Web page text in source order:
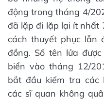
động trong tháng 4/
đã lặp đi lặp lại ít nhất
cách thuyết phục lẫn
đồng. Số tên lửa
biển vào tháng 12/
bắt đầu kiểm tra các
các sĩ quan không